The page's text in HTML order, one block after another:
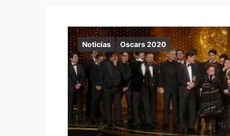
Noticias Oscars 2020